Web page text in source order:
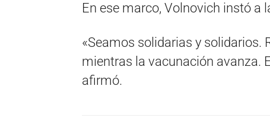
En ese marco, Volnovich instó a
«Seamos solidarias y solidarios.
mientras la vacunación avanza.
afirmó.